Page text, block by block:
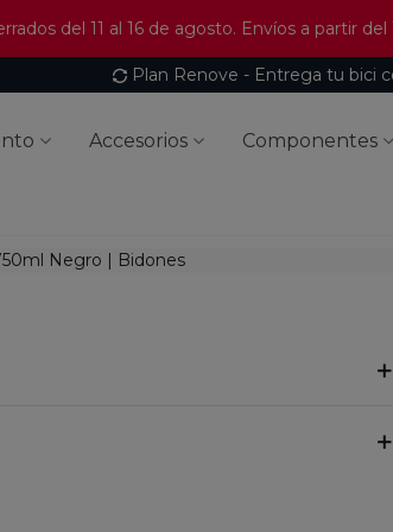
del 11 al 16 de agosto. Envíos a partir del
Plan Renove - Entrega tu bici
Accesorios Componentes